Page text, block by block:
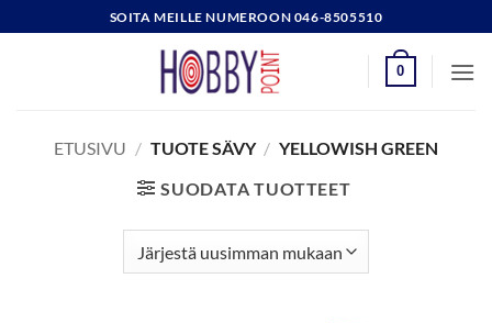
to
SOITA MEILLE NUMEROON 046-8505510
0
ETUSIVU / TUOTE SÄVY / YELLOWISH GREEN
SUODATA TUOTTEET